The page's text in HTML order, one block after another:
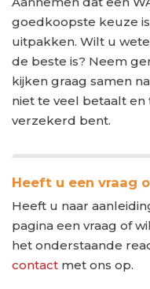
goedkoopste keuze
uitpakken. Wilt u
de beste is? Neem
kijken graag samen
niet te veel betaalt
verzekerd bent.
Heeft u een vraag
Heeft u naar
pagina een vraag of
het onderstaande
contact met ons op.